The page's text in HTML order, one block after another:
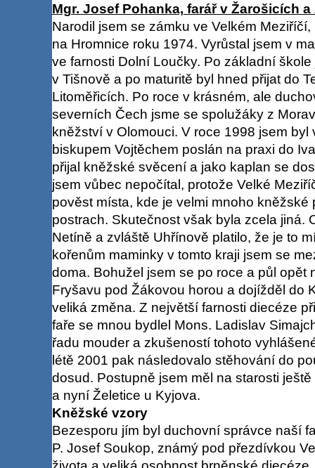
Mgr. Josef Pohanka, farář v Žarošicích
Narodil jsem se zámku ve Velkém
na Hromnice roku 1974. Vyrůstal jsem v
ve farnosti Dolní Loučky. Po základní
v Tišnově a po maturitě byl hned přijat do
Litoměřicích. Po roce v krásném, ale
severních Čech jsme se spolužáky z
kněžství v Olomouci. V roce 1998 jsem byl
biskupem Vojtěchem poslán na praxi do
přijal kněžské svěcení a jako kaplan se
jsem vůbec nepočítal, protože Velké
pověst místa, kde je velmi mnoho kněžské
postrach. Skutečnost však byla zcela jiná.
Netíně a zvláště Uhřínově platilo, že je to
kořenům maminky v tomto kraji jsem se
doma. Bohužel jsem se po roce a půl opět
Fryšavu pod Žákovou horou a dojížděl do
veliká změna. Z největší farnosti diecéze
faře se mnou bydlel Mons. Ladislav
řadu mouder a zkušeností tohoto
létě 2001 pak následovalo stěhování do
dosud. Postupně jsem měl na starosti
a nyní Želetice u Kyjova.
Kněžské vzory
Bezesporu jím byl duchovní správce naší
P. Josef Soukop, známý pod přezdívkou